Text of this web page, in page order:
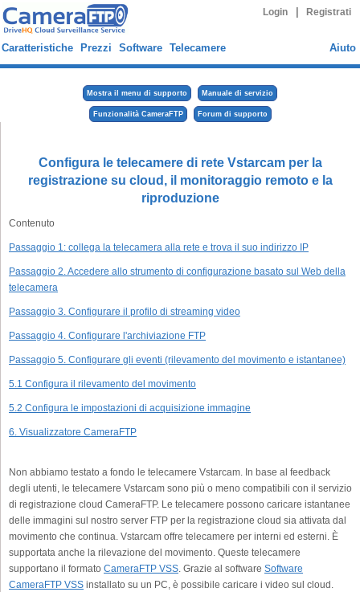
Login Registrati
Caratteristiche Prezzi Software Telecamere Aiuto
Mostra il menu di supporto Manuale di servizio
Funzionalità CameraFTP Forum di supporto
Configura le telecamere di rete Vstarcam per la
registrazione su cloud, il monitoraggio remoto e la
riproduzione
Contenuto
Passaggio 1: collega la telecamera alla rete e trova il suo indirizzo IP
Passaggio 2. Accedere allo strumento di configurazione basato sul Web della
telecamera
Passaggio 3. Configurare il profilo di streaming video
Passaggio 4. Configurare l'archiviazione FTP
Passaggio 5. Configurare gli eventi (rilevamento del movimento e istantanee)
5.1 Configura il rilevamento del movimento
5.2 Configura le impostazioni di acquisizione immagine
6. Visualizzatore CameraFTP
Non abbiamo testato a fondo le telecamere Vstarcam. In base al feedback
degli utenti, le telecamere Vstarcam sono più o meno compatibili con il servizio
di registrazione cloud CameraFTP. Le telecamere possono caricare istantanee
delle immagini sul nostro server FTP per la registrazione cloud sia attivata dal
movimento che continua. Vstarcam offre telecamere per interni ed esterni. È
supportata anche la rilevazione del movimento. Queste telecamere
supportano il formato CameraFTP VSS. Grazie al software Software
CameraFTP VSS installato su un PC, è possibile caricare i video sul cloud.